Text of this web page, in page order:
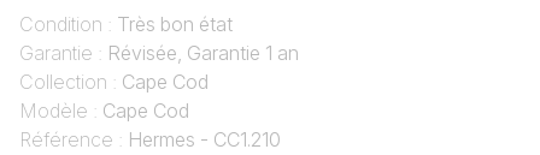
Condition : Très bon état
Garantie : Révisée, Garantie 1 an
Collection : Cape Cod
Modèle : Cape Cod
Référence : Hermes - CC1.210